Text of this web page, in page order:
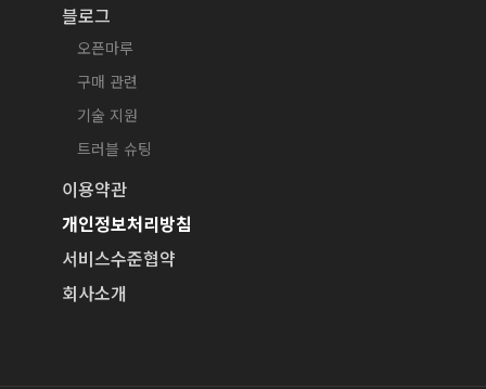
블로그
오픈마루
구매 관련
기술 지원
트러블 슈팅
이용약관
개인정보처리방침
서비스수준협약
회사소개